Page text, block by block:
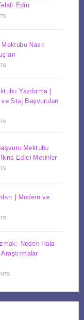
Edin
Nasıl
Yazdırma |
Staj Başvuruları
Mektubu
Edici Metinler
| Modern ve
Neden Hala